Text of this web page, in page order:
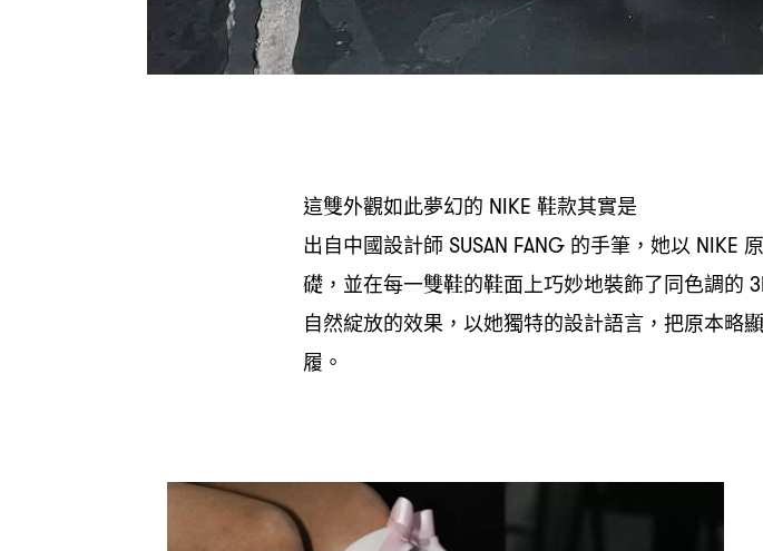
這雙外觀如此夢幻的 NIKE 鞋款其實是
出自中國設計師 SUSAN FANG 的手筆 ， 她以 NIKE
礎 ， 並在每一雙鞋的鞋面上巧妙地裝飾了同色調的
自然綻放的效果 ， 以她獨特的設計語言 ， 把原本略
履。